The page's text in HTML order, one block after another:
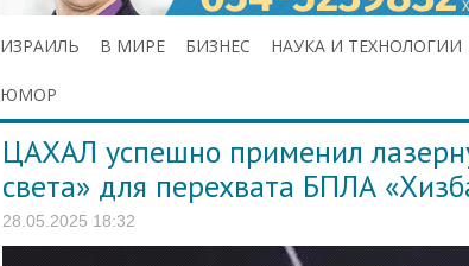
ИЗРАИЛЬ В МИРЕ БИЗНЕС НАУКА И ТЕХНОЛОГИИ
ЮМОР
ЦАХАЛ успешно применил
света» для перехвата БПЛА
28.05.2025 18:32